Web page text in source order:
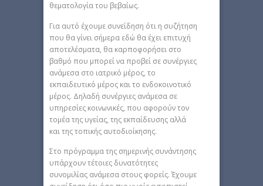
θεματολογία του βεβαίως.
Για αυτό έχουμε συνείδηση ότι η συζήτηση
που θα γίνει σήμερα εδώ θα έχει επιτυχή
αποτελέσματα, θα καρποφορήσει στο
βαθμό που μπορεί να προβεί σε συνέργιες
ανάμεσα στο ιατρικό μέρος, το
εκπαιδευτικό μέρος και το ενδοκοινοτικό
μέρος. Δηλαδή συνέργιες ανάμεσα σε
υπηρεσίες κοινωνικές, που αφορούν τον
τομέα της υγείας, της εκπαίδευσης αλλά
και της τοπικής αυτοδιοίκησης.
Στο πρόγραμμα της σημερινής συνάντησης
υπάρχουν τέτοιες δυνατότητες
συνομιλίας ανάμεσα στους φορείς. Έχουμε